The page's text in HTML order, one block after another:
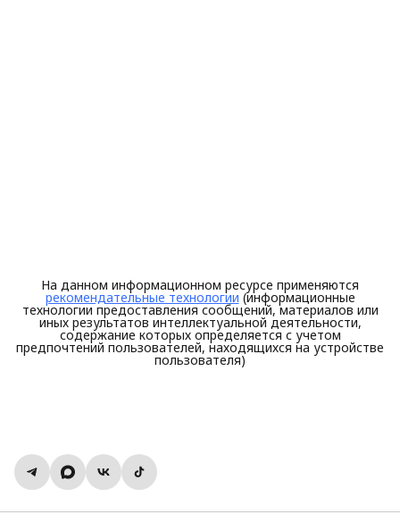
На данном информационном ресурсе применяются
рекомендательные технологии (информационные
технологии предоставления сообщений, материалов или
иных результатов интеллектуальной деятельности,
содержание которых определяется с учетом
предпочтений пользователей, находящихся на устройстве
пользователя)